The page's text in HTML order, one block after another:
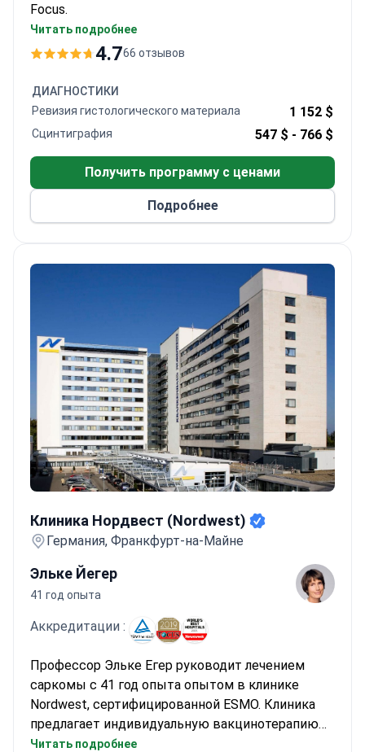
Focus.
Специализация— онкология, нейрохирургия,
гастроэнтерология, кардиология и ортопедия.
рекомендованных специалистов Германии по
версии Focus и Guter Rat— профессор Вольфганг
Швенк, хирург брюшной полости, и профессор
гипертонии и болезней почек.
Ежегодно в Золинген обращаются
Читать подробнее
4.766 отзывов
ДИАГНОСТИКИ
Ревизия гистологического материала
1 152 $
Сцинтиграфия 547 $ - 766 $
Получить программу с ценами
Подробнее
Клиника Нордвест (Nordwest)
Германия, Франкфурт-на-Майне
Эльке Йегер
41 год опыта
Аккредитации :
Профессор Эльке Егер руководит лечением
саркомы с 41 год опыта опытом в клинике
Nordwest, сертифицированной ESMO. Клиника
предлагает индивидуальную вакцинотерапию
против рака и неинвазивный фокусированный
Читать подробнее